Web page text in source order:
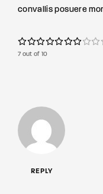
convallis posuere
7 out of 10
REPLY